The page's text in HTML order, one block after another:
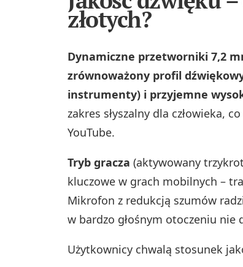
złotych?
Dynamiczne przetworniki 7,2
zrównoważony profil
instrumenty) i przyjemne
zakres słyszalny dla człowieka,
YouTube.
Tryb gracza (aktywowany
kluczowe w grach mobilnych –
Mikrofon z redukcją szumów
w bardzo głośnym otoczeniu nie
Użytkownicy chwalą stosunek